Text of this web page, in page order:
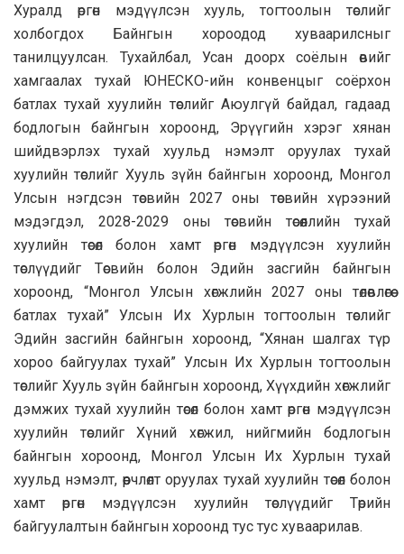
Хуралд өргөн мэдүүлсэн хууль, тогтоолын төслийг
холбогдох Байнгын хороодод хуваарилсныг
танилцуулсан. Тухайлбал, Усан доорх соёлын өвийг
хамгаалах тухай ЮНЕСКО-ийн конвенцыг соёрхон
батлах тухай хуулийн төслийг Аюулгүй байдал, гадаад
бодлогын байнгын хороонд, Эрүүгийн хэрэг хянан
шийдвэрлэх тухай хуульд нэмэлт оруулах тухай
хуулийн төслийг Хууль зүйн байнгын хороонд, Монгол
Улсын нэгдсэн төсвийн 2027 оны төсвийн хүрээний
мэдэгдэл, 2028-2029 оны төсвийн төсөөллийн тухай
хуулийн төсөл болон хамт өргөн мэдүүлсэн хуулийн
төслүүдийг Төсвийн болон Эдийн засгийн байнгын
хороонд, “Монгол Улсын хөгжлийн 2027 оны төлөвлөгөө
батлах тухай” Улсын Их Хурлын тогтоолын төслийг
Эдийн засгийн байнгын хороонд, “Хянан шалгах түр
хороо байгуулах тухай” Улсын Их Хурлын тогтоолын
төслийг Хууль зүйн байнгын хороонд, Хүүхдийн хөгжлийг
дэмжих тухай хуулийн төсөл болон хамт өргөн мэдүүлсэн
хуулийн төслийг Хүний хөгжил, нийгмийн бодлогын
байнгын хороонд, Монгол Улсын Их Хурлын тухай
хуульд нэмэлт, өөрчлөлт оруулах тухай хуулийн төсөл болон
хамт өргөн мэдүүлсэн хуулийн төслүүдийг Төрийн
байгуулалтын байнгын хороонд тус тус хуваарилав.